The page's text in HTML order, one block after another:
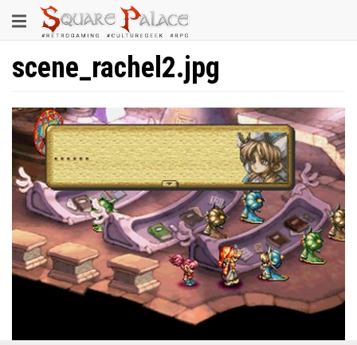
au
contenu
Toggle
navigation
scene_rachel2.jpg